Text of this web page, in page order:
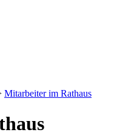
Mitarbeiter im Rathaus